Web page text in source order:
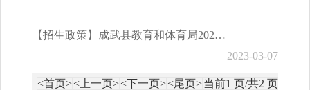
【招生政策】成武县教育和体育局2022年义务教育学校和幼儿园招生方案
2023-03-07
<首页><上一页><下一页><尾页>当前1 页/共2 页